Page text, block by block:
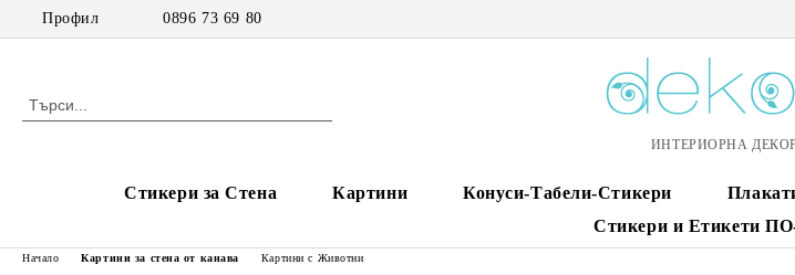
Профил 0896 73 69 80
ИНТЕРИОРНА
Стикери за Стена Картини Конуси-Табели-Стикери
Стикери и Етикети
Начало Картини за стена от канава Картини с Животни